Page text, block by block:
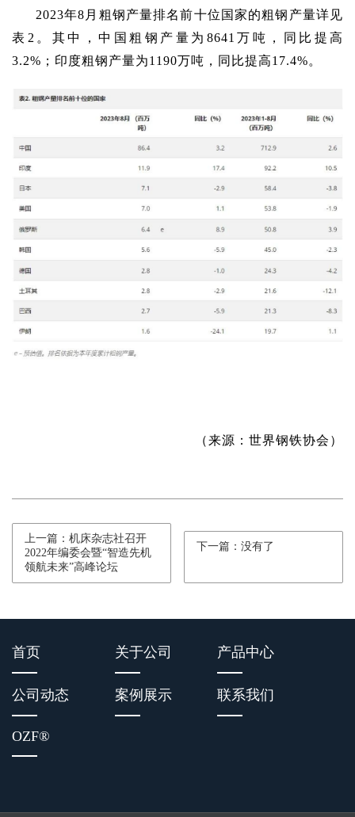
2023年8月粗钢产量排名前十位国家的粗钢产量详见
表2。其中， 中国粗钢产量为 8641万吨，同比提高
3.2%；印度粗钢产量为1190万吨，同比提高17.4%。
（来源：世界钢铁协会）
上一篇：机床杂志社召开
2022年编委会暨“智造先机
领航未来”高峰论坛
下一篇：没有了
首页 关于公司 产品中心
公司动态 案例展示 联系我们
OZF®